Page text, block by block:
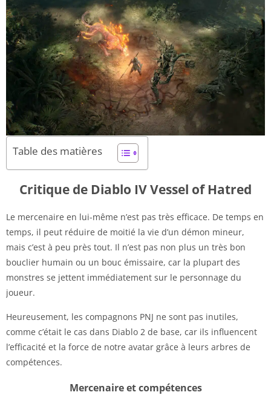
Table des matières
Critique de Diablo IV Vessel of Hatred
Le mercenaire en lui-même n’est pas très efficace. De temps en
temps, il peut réduire de moitié la vie d’un démon mineur,
mais c’est à peu près tout. Il n’est pas non plus un très bon
bouclier humain ou un bouc émissaire, car la plupart des
monstres se jettent immédiatement sur le personnage du
joueur.
Heureusement, les compagnons PNJ ne sont pas inutiles,
comme c’était le cas dans Diablo 2 de base, car ils influencent
l’efficacité et la force de notre avatar grâce à leurs arbres de
compétences.
Mercenaire et compétences